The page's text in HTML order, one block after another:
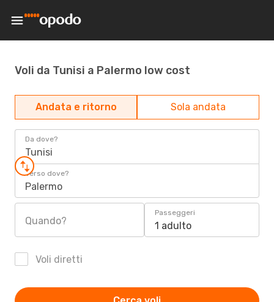
Voli da Tunisi a Palermo low cost
Andata e ritorno Sola andata
Da dove?
Tunisi
Verso dove?
Palermo
Quando?
Passeggeri
1 adulto
Voli diretti